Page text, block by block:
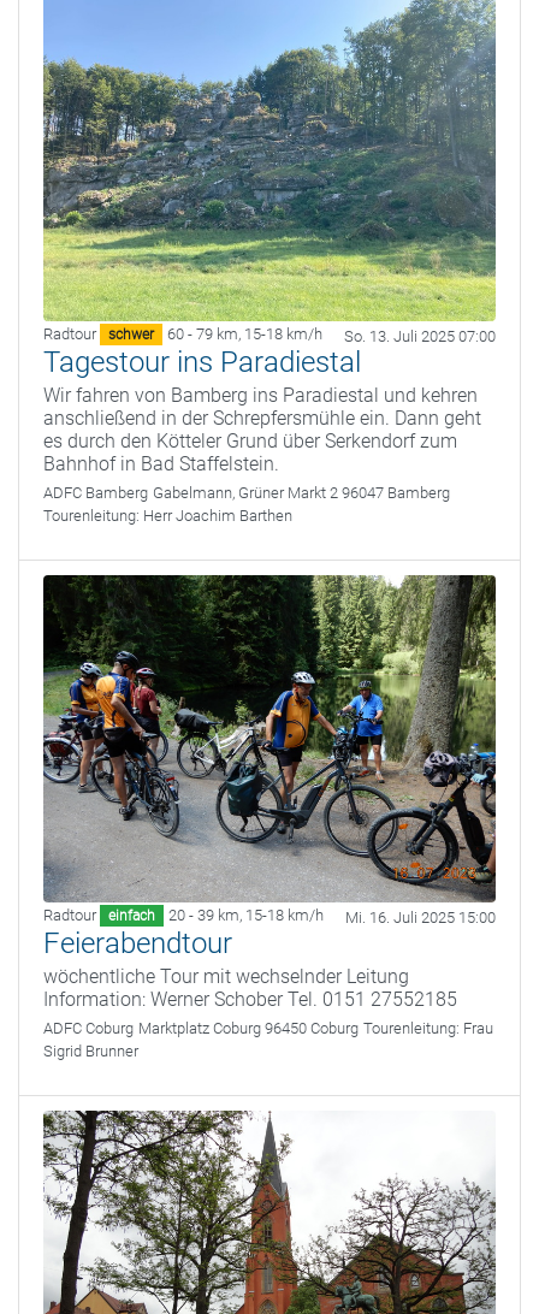
Radtour schwer 60 - 79 km, 15-18 km/h So. 13. Juli 2025 07:00
Tagestour ins Paradiestal
Wir fahren von Bamberg ins Paradiestal und kehren
anschließend in der Schrepfersmühle ein. Dann geht
es durch den Kötteler Grund über Serkendorf zum
Bahnhof in Bad Staffelstein.
ADFC Bamberg Gabelmann, Grüner Markt 2 96047 Bamberg
Tourenleitung: Herr Joachim Barthen
Radtour einfach 20 - 39 km, 15-18 km/h Mi. 16. Juli 2025 15:00
Feierabendtour
wöchentliche Tour mit wechselnder Leitung
Information: Werner Schober Tel. 0151 27552185
ADFC Coburg Marktplatz Coburg 96450 Coburg Tourenleitung: Frau
Sigrid Brunner